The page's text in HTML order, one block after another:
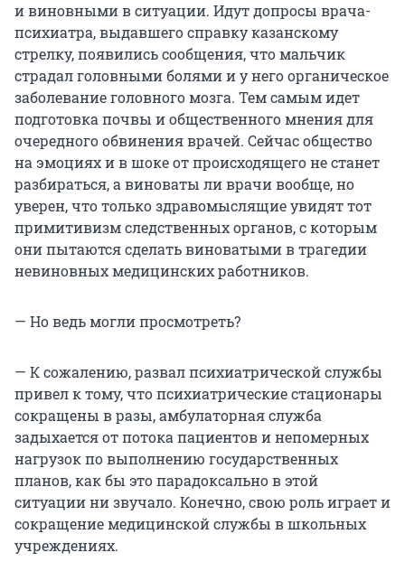
и виновными в ситуации. Идут допросы врача-
психиатра, выдавшего справку казанскому
стрелку, появились сообщения, что мальчик
страдал головными болями и у него органическое
заболевание головного мозга. Тем самым идет
подготовка почвы и общественного мнения для
очередного обвинения врачей. Сейчас общество
на эмоциях и в шоке от происходящего не станет
разбираться, а виноваты ли врачи вообще, но
уверен, что только здравомыслящие увидят тот
примитивизм следственных органов, с которым
они пытаются сделать виноватыми в трагедии
невиновных медицинских работников.
— Но ведь могли просмотреть?
— К сожалению, развал психиатрической службы
привел к тому, что психиатрические стационары
сокращены в разы, амбулаторная служба
задыхается от потока пациентов и непомерных
нагрузок по выполнению государственных
планов, как бы это парадоксально в этой
ситуации ни звучало. Конечно, свою роль играет и
сокращение медицинской службы в школьных
учреждениях.